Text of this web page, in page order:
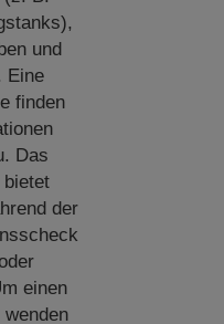
und
Eine
finden
Das
bietet
der
einen